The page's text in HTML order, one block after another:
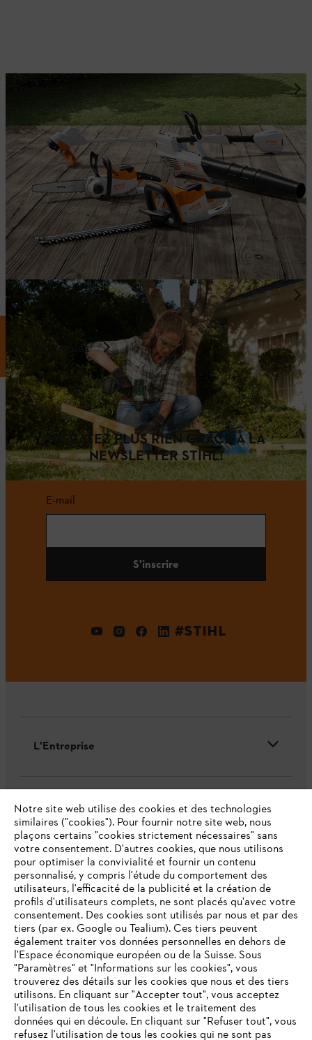
Promotions
Conseils et projets
Tous les produits
NE RATEZ PLUS RIEN GRÂCE À LA
NEWSLETTER STIHL!
E-mail
S'inscrire
#STIHL
L'Entreprise
Questions fréquentes
Service
Politique de protection des données
Mentions légales Cookies
Informations juridiques
VOTRE NAVIGATEUR INTERNET
N'EST PLUS PRIS EN CHARGE
Notre site web utilise des cookies et des technologies
similaires ("cookies"). Pour fournir notre site web, nous
plaçons certains "cookies strictement nécessaires" sans
votre consentement. D'autres cookies, que nous utilisons
pour optimiser la convivialité et fournir un contenu
personnalisé, y compris l'étude du comportement des
utilisateurs, l'efficacité de la publicité et la création de
profils d'utilisateurs complets, ne sont placés qu'avec votre
consentement. Des cookies sont utilisés par nous et par des
tiers (par ex. Google ou Tealium). Ces tiers peuvent
également traiter vos données personnelles en dehors de
l'Espace économique européen ou de la Suisse. Sous
"Paramètres" et "Informations sur les cookies", vous
trouverez des détails sur les cookies que nous et des tiers
utilisons. En cliquant sur "Accepter tout", vous acceptez
l'utilisation de tous les cookies et le traitement des
données qui en découle. En cliquant sur "Refuser tout", vous
refusez l'utilisation de tous les cookies qui ne sont pas